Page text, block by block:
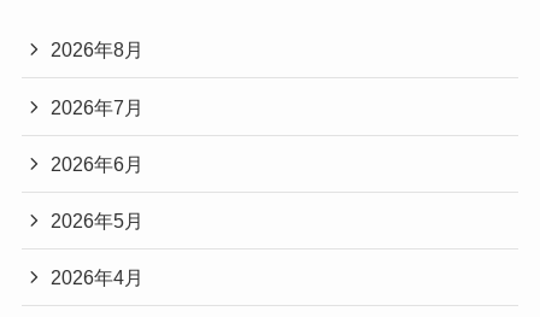
2026年8月
2026年7月
2026年6月
2026年5月
2026年4月